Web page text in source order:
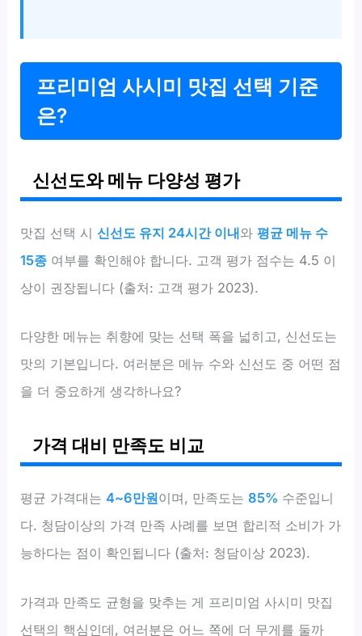
프리미엄 사시미 맛집 선택 기준
은?
신선도와 메뉴 다양성 평가
맛집 선택 시신선도 유지 24시간 이내와평균 메뉴 수
15종 여부를 확인해야 합니다. 고객 평가 점수는 4.5 이
상이 권장됩니다 (출처: 고객 평가 2023).
다양한 메뉴는 취향에 맞는 선택 폭을 넓히고, 신선도는
맛의 기본입니다. 여러분은 메뉴 수와 신선도 중 어떤 점
을 더 중요하게 생각하나요?
가격 대비 만족도 비교
평균 가격대는4~6만원이며, 만족도는85% 수준입니
다. 청담이상의 가격 만족 사례를 보면 합리적 소비가 가
능하다는 점이 확인됩니다 (출처: 청담이상 2023).
가격과 만족도 균형을 맞추는 게 프리미엄 사시미 맛집
선택의 핵심인데, 여러분은 어느 쪽에 더 무게를 둘까